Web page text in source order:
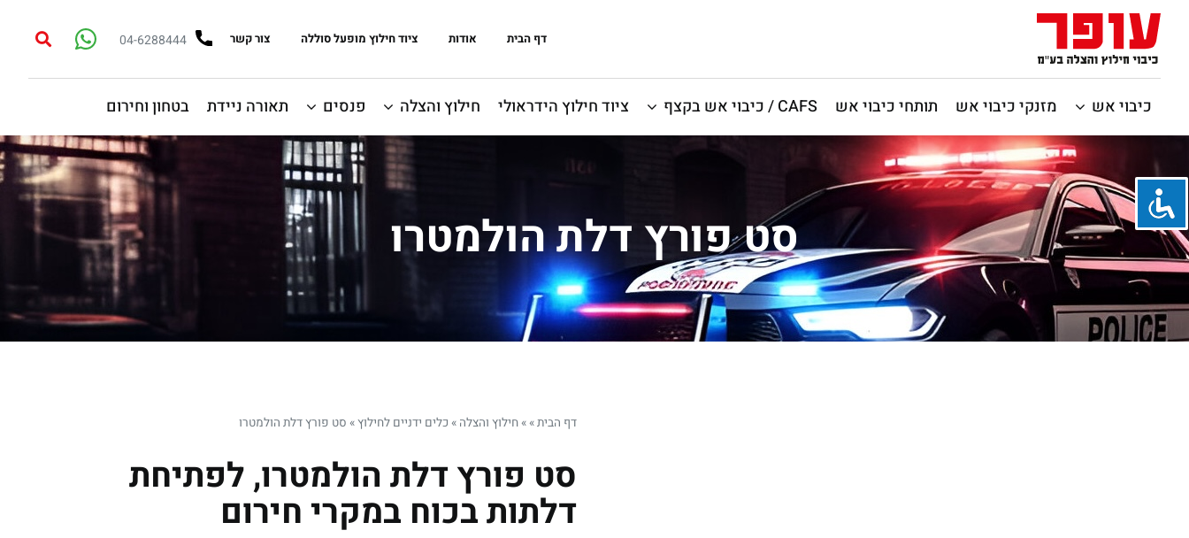
דף הבית אודות ציוד חילוץ מופעל סוללה צור קשר 04-6288444
כיבוי אש מזנקי כיבוי אש תותחי כיבוי אש CAFS / כיבוי אש בקצף ציוד חילוץ הידראולי חילוץ והצלה פנסים תאורה ניידת בטחון וחירום
סט פורץ דלת הולמטרו
דף הבית»
»חילוץ והצלה » כלים ידניים לחילוץ» סט פורץ דלת הולמטרו
סט פורץ דלת הולמטרו, לפתיחת
דלתות בכוח במקרי חירום